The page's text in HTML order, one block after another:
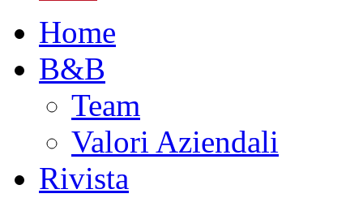
Home
B&B
Team
Valori Aziendali
Rivista